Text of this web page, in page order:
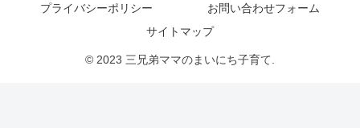
プライバシーポリシー
お問い合わせフォーム
サイトマップ
© 2023 三兄弟ママのまいにち子育て.